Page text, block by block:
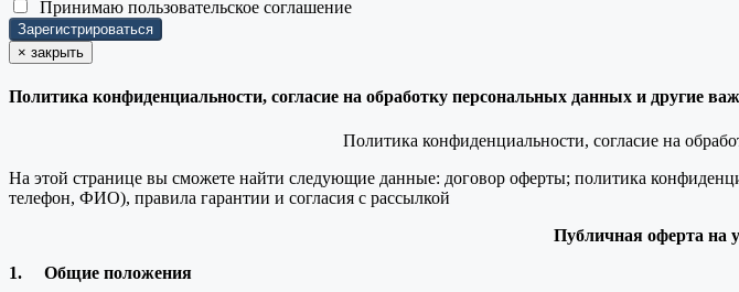
Принимаю пользовательское соглашение
× закрыть
Политика конфиденциальности, согласие на обработку персональных данных и другие
Политика конфиденциальности, согласие на
На этой странице вы сможете найти следующие данные: договор оферты; политика
телефон, ФИО), правила гарантии и согласия с рассылкой
Публичная оферта на
1. Общие положения